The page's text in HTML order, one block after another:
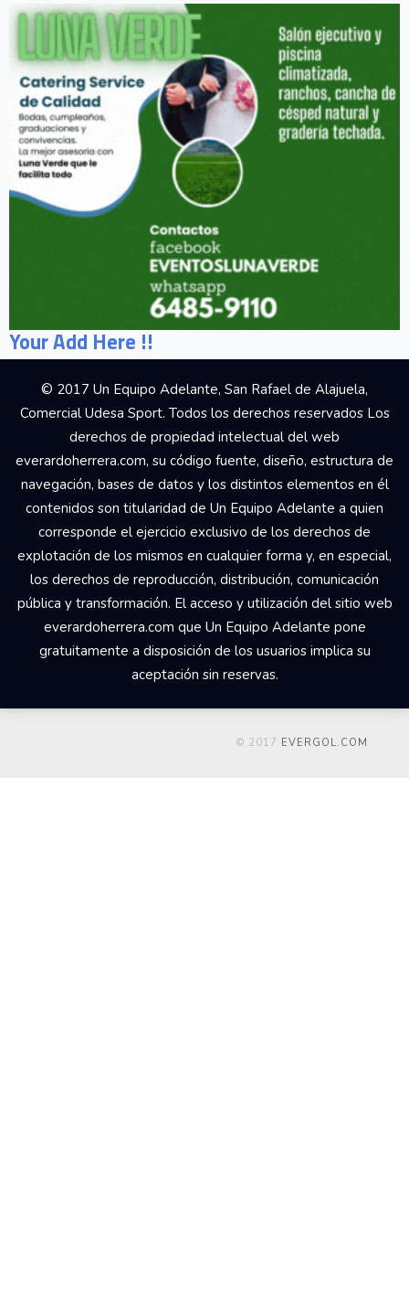
Your Add Here !!
© 2017 Un Equipo Adelante, San Rafael de Alajuela,
Comercial Udesa Sport. Todos los derechos reservados Los
derechos de propiedad intelectual del web
everardoherrera.com, su código fuente, diseño, estructura de
navegación, bases de datos y los distintos elementos en él
contenidos son titularidad de Un Equipo Adelante a quien
corresponde el ejercicio exclusivo de los derechos de
explotación de los mismos en cualquier forma y, en especial,
los derechos de reproducción, distribución, comunicación
pública y transformación. El acceso y utilización del sitio web
everardoherrera.com que Un Equipo Adelante pone
gratuitamente a disposición de los usuarios implica su
aceptación sin reservas.
© 2017 EVERGOL.COM